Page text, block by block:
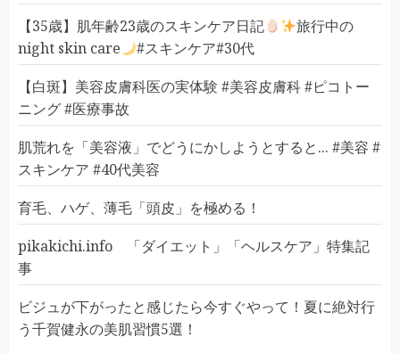
【35歳】肌年齢23歳のスキンケア日記
旅行中の
night skin care
#スキンケア#30代
【白斑】美容皮膚科医の実体験 #美容皮膚科 #ピコトー
ニング #医療事故
肌荒れを「美容液」でどうにかしようとすると... #美容 #
スキンケア #40代美容
育毛、ハゲ、薄毛「頭皮」を極める！
pikakichi.info 「ダイエット」「ヘルスケア」特集記
事
ビジュが下がったと感じたら今すぐやって！夏に絶対行
う千賀健永の美肌習慣5選！